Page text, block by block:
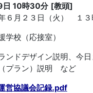
10時30分 [教頭]
６月２３日（火） １３
学校（応接室）
ンドデザイン説明、今
プラン）説明 など
営協議会記録.pdf